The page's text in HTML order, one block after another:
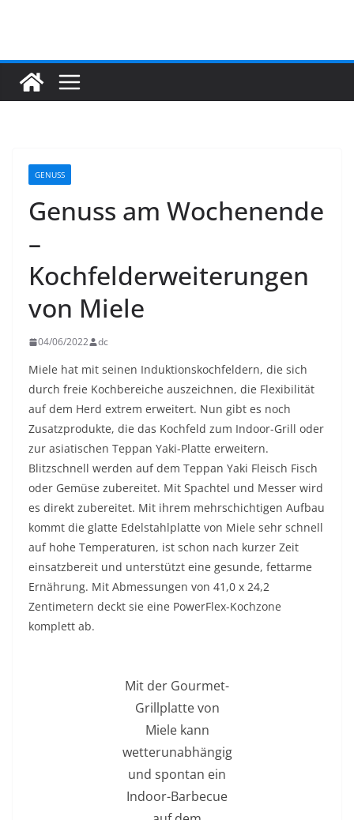
GENUSS
Genuss am Wochenende
–
Kochfelderweiterungen
von Miele
04/06/2022 dc
Miele hat mit seinen Induktionskochfeldern, die sich
durch freie Kochbereiche auszeichnen, die Flexibilität
auf dem Herd extrem erweitert. Nun gibt es noch
Zusatzprodukte, die das Kochfeld zum Indoor-Grill oder
zur asiatischen Teppan Yaki-Platte erweitern.
Blitzschnell werden auf dem Teppan Yaki Fleisch Fisch
oder Gemüse zubereitet. Mit Spachtel und Messer wird
es direkt zubereitet. Mit ihrem mehrschichtigen Aufbau
kommt die glatte Edelstahlplatte von Miele sehr schnell
auf hohe Temperaturen, ist schon nach kurzer Zeit
einsatzbereit und unterstützt eine gesunde, fettarme
Ernährung. Mit Abmessungen von 41,0 x 24,2
Zentimetern deckt sie eine PowerFlex-Kochzone
komplett ab.
Mit der Gourmet-
Grillplatte von
Miele kann
wetterunabhängig
und spontan ein
Indoor-Barbecue